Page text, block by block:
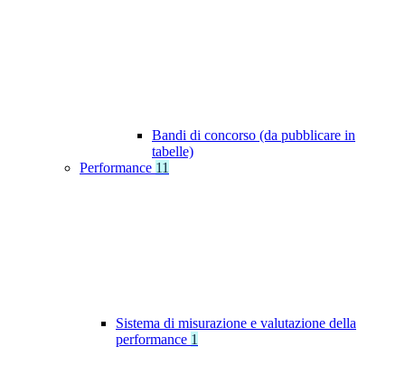
Bandi di concorso (da pubblicare in
tabelle)
Performance 11
Sistema di misurazione e valutazione della
performance 1